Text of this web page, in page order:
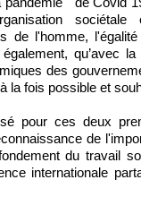
sociétale
de l'homme,
qu’avec
des
la fois possible et
pour ces deux
de
du travail
internationale